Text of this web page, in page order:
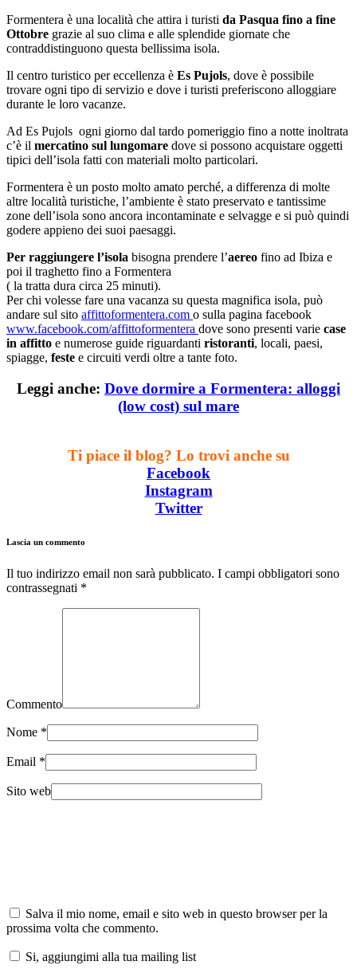
Formentera è una località che attira i turisti da Pasqua fino a fine
Ottobre grazie al suo clima e alle splendide giornate che
contraddistinguono questa bellissima isola.
Il centro turistico per eccellenza è Es Pujols, dove è possibile
trovare ogni tipo di servizio e dove i turisti preferiscono alloggiare
durante le loro vacanze.
Ad Es Pujols ogni giorno dal tardo pomeriggio fino a notte inoltrata
c’è il mercatino sul lungomare dove si possono acquistare oggetti
tipici dell’isola fatti con materiali molto particolari.
Formentera è un posto molto amato perché, a differenza di molte
altre località turistiche, l’ambiente è stato preservato e tantissime
zone dell’isola sono ancora incontaminate e selvagge e si può quindi
godere appieno dei suoi paesaggi.
Per raggiungere l’isola bisogna prendere l’aereo fino ad Ibiza e
poi il traghetto fino a Formentera
( la tratta dura circa 25 minuti).
Per chi volesse fare una vacanza su questa magnifica isola, può
andare sul sito affittoformentera.com o sulla pagina facebook
www.facebook.com/affittoformentera dove sono presenti varie case
in affitto e numerose guide riguardanti ristoranti, locali, paesi,
spiagge, feste e circuiti verdi oltre a tante foto.
Leggi anche: Dove dormire a Formentera: alloggi
(low cost) sul mare
Ti piace il blog? Lo trovi anche su
Facebook
Instagram
Twitter
Lascia un commento
Il tuo indirizzo email non sarà pubblicato. I campi obbligatori sono
contrassegnati *
Commento
Nome *
Email *
Sito web
Salva il mio nome, email e sito web in questo browser per la
prossima volta che commento.
Si, aggiungimi alla tua mailing list